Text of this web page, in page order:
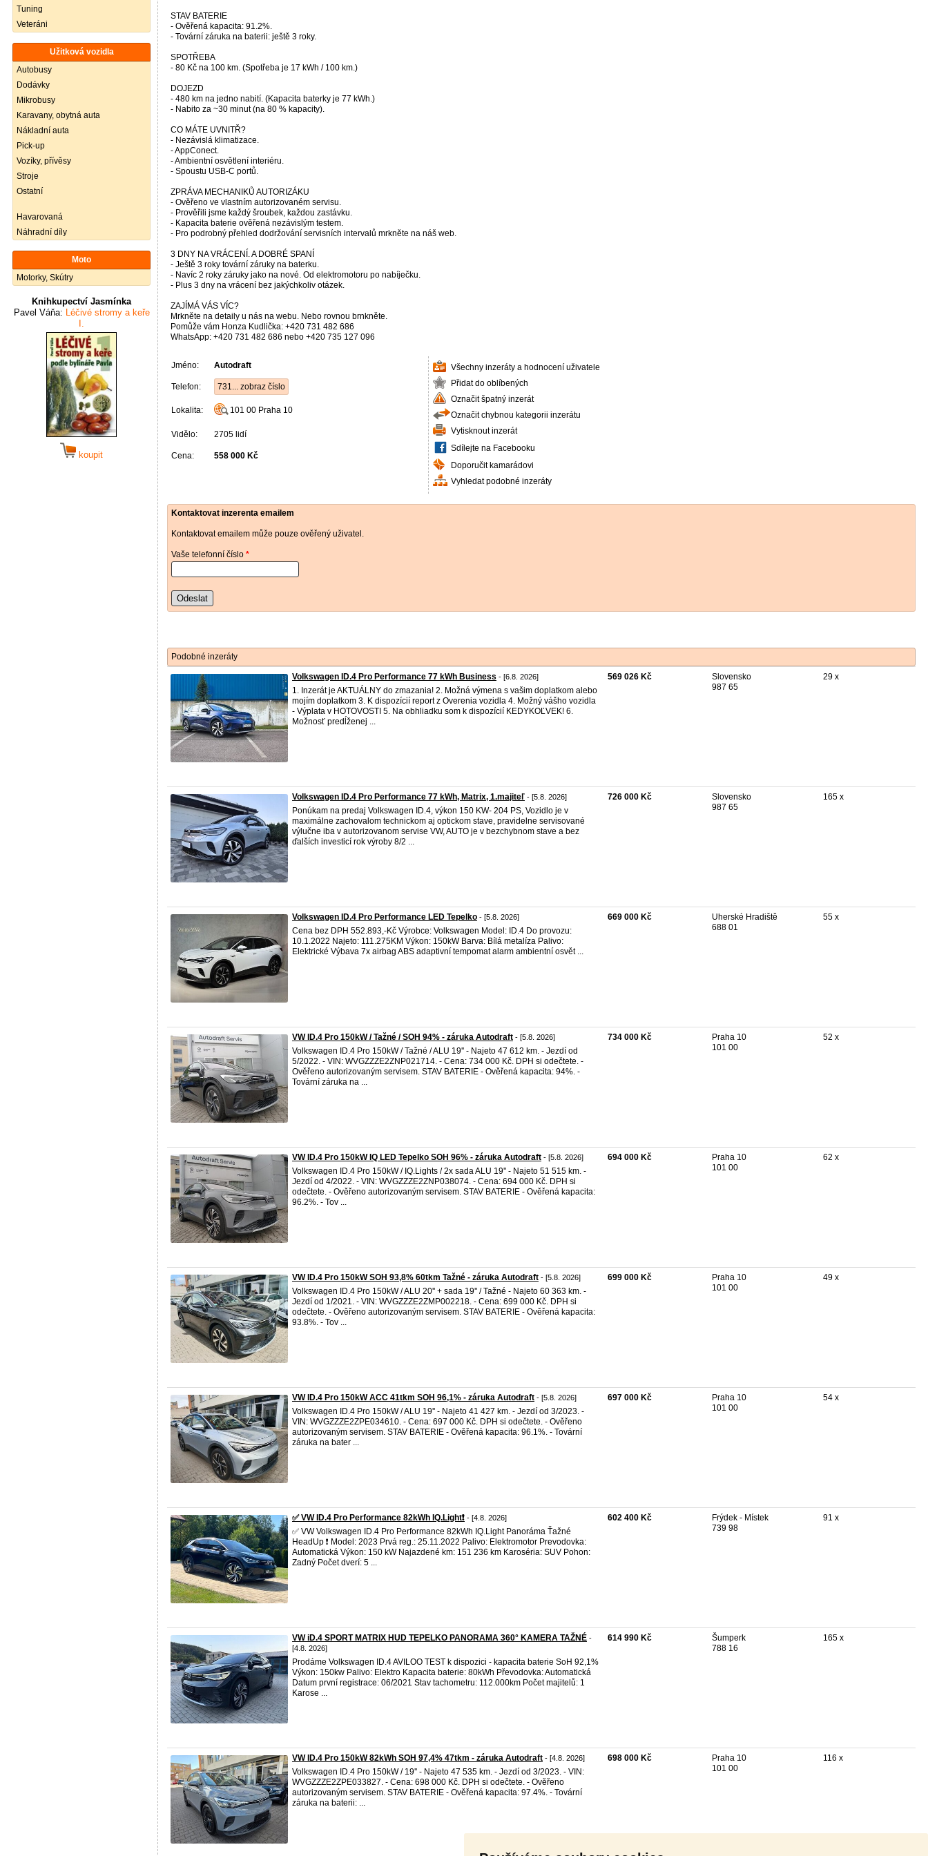
Tuning
Veteráni
Užitková vozidla
Autobusy
Dodávky
Mikrobusy
Karavany, obytná auta
Nákladní auta
Pick-up
Vozíky, přívěsy
Stroje
Ostatní
Havarovaná
Náhradní díly
Moto
Motorky, Skútry
Knihkupectví Jasmínka
Pavel Váňa: Léčivé stromy a keře
I.
koupit
STAV BATERIE
- Ověřená kapacita: 91.2%.
- Tovární záruka na baterii: ještě 3 roky.
SPOTŘEBA
- 80 Kč na 100 km. (Spotřeba je 17 kWh / 100 km.)
DOJEZD
- 480 km na jedno nabití. (Kapacita baterky je 77 kWh.)
- Nabito za ~30 minut (na 80 % kapacity).
CO MÁTE UVNITŘ?
- Nezávislá klimatizace.
- AppConect.
- Ambientní osvětlení interiéru.
- Spoustu USB-C portů.
ZPRÁVA MECHANIKŮ AUTORIZÁKU
- Ověřeno ve vlastním autorizovaném servisu.
- Prověřili jsme každý šroubek, každou zastávku.
- Kapacita baterie ověřená nezávislým testem.
- Pro podrobný přehled dodržování servisních intervalů mrkněte na náš web.
3 DNY NA VRÁCENÍ. A DOBRÉ SPANÍ
- Ještě 3 roky tovární záruky na baterku.
- Navíc 2 roky záruky jako na nové. Od elektromotoru po nabíječku.
- Plus 3 dny na vrácení bez jakýchkoliv otázek.
ZAJÍMÁ VÁS VÍC?
Mrkněte na detaily u nás na webu. Nebo rovnou brnkněte.
Pomůže vám Honza Kudlička: +420 731 482 686
WhatsApp: +420 731 482 686 nebo +420 735 127 096
Jméno: Autodraft
Telefon: 731... zobraz číslo
Lokalita: 101 00 Praha 10
Vidělo: 2705 lidí
Cena: 558 000 Kč
Všechny inzeráty a hodnocení uživatele
Přidat do oblíbených
Označit špatný inzerát
Označit chybnou kategorii inzerátu
Vytisknout inzerát
Sdílejte na Facebooku
Doporučit kamarádovi
Vyhledat podobné inzeráty
Kontaktovat inzerenta emailem
Kontaktovat emailem může pouze ověřený uživatel.
Vaše telefonní číslo *
Odeslat
Podobné inzeráty
Volkswagen ID.4 Pro Performance 77 kWh Business - [6.8. 2026]
1. Inzerát je AKTUÁLNY do zmazania! 2. Možná výmena s vašim doplatkom alebo
mojím doplatkom 3. K dispozícií report z Overenia vozidla 4. Možný vášho vozidla
- Výplata v HOTOVOSTI 5. Na obhliadku som k dispozícií KEDYKOĽVEK! 6.
Možnosť predĺženej ...
569 026 Kč
Slovensko
987 65
29 x
Volkswagen ID.4 Pro Performance 77 kWh, Matrix, 1.majiteľ - [5.8. 2026]
Ponúkam na predaj Volkswagen ID.4, výkon 150 KW- 204 PS, Vozidlo je v
maximálne zachovalom technickom aj optickom stave, pravidelne servisované
výlučne iba v autorizovanom servise VW, AUTO je v bezchybnom stave a bez
ďalších investicí rok výroby 8/2 ...
726 000 Kč
Slovensko
987 65
165 x
Volkswagen ID.4 Pro Performance LED Tepelko - [5.8. 2026]
Cena bez DPH 552.893,-Kč Výrobce: Volkswagen Model: ID.4 Do provozu:
10.1.2022 Najeto: 111.275KM Výkon: 150kW Barva: Bílá metalíza Palivo:
Elektrické Výbava 7x airbag ABS adaptivní tempomat alarm ambientní osvět ...
669 000 Kč
Uherské Hradiště
688 01
55 x
VW ID.4 Pro 150kW / Tažné / SOH 94% - záruka Autodraft - [5.8. 2026]
Volkswagen ID.4 Pro 150kW / Tažné / ALU 19'' - Najeto 47 612 km. - Jezdí od
5/2022. - VIN: WVGZZZE2ZNP021714. - Cena: 734 000 Kč. DPH si odečtete. -
Ověřeno autorizovaným servisem. STAV BATERIE - Ověřená kapacita: 94%. -
Tovární záruka na ...
734 000 Kč
Praha 10
101 00
52 x
VW ID.4 Pro 150kW IQ LED Tepelko SOH 96% - záruka Autodraft - [5.8. 2026]
Volkswagen ID.4 Pro 150kW / IQ.Lights / 2x sada ALU 19'' - Najeto 51 515 km. -
Jezdí od 4/2022. - VIN: WVGZZZE2ZNP038074. - Cena: 694 000 Kč. DPH si
odečtete. - Ověřeno autorizovaným servisem. STAV BATERIE - Ověřená kapacita:
96.2%. - Tov ...
694 000 Kč
Praha 10
101 00
62 x
VW ID.4 Pro 150kW SOH 93,8% 60tkm Tažné - záruka Autodraft - [5.8. 2026]
Volkswagen ID.4 Pro 150kW / ALU 20'' + sada 19'' / Tažné - Najeto 60 363 km. -
Jezdí od 1/2021. - VIN: WVGZZZE2ZMP002218. - Cena: 699 000 Kč. DPH si
odečtete. - Ověřeno autorizovaným servisem. STAV BATERIE - Ověřená kapacita:
93.8%. - Tov ...
699 000 Kč
Praha 10
101 00
49 x
VW ID.4 Pro 150kW ACC 41tkm SOH 96,1% - záruka Autodraft - [5.8. 2026]
Volkswagen ID.4 Pro 150kW / ALU 19'' - Najeto 41 427 km. - Jezdí od 3/2023. -
VIN: WVGZZZE2ZPE034610. - Cena: 697 000 Kč. DPH si odečtete. - Ověřeno
autorizovaným servisem. STAV BATERIE - Ověřená kapacita: 96.1%. - Tovární
záruka na bater ...
697 000 Kč
Praha 10
101 00
54 x
✅ VW ID.4 Pro Performance 82kWh IQ.Light❗️ - [4.8. 2026]
✅ VW Volkswagen ID.4 Pro Performance 82kWh IQ.Light Panoráma Ťažné
HeadUp ❗️ Model: 2023 Prvá reg.: 25.11.2022 Palivo: Elektromotor Prevodovka:
Automatická Výkon: 150 kW Najazdené km: 151 236 km Karoséria: SUV Pohon:
Zadný Počet dverí: 5 ...
602 400 Kč
Frýdek - Místek
739 98
91 x
VW iD.4 SPORT MATRIX HUD TEPELKO PANORAMA 360° KAMERA TAŽNÉ -
[4.8. 2026]
Prodáme Volkswagen ID.4 AVILOO TEST k dispozici - kapacita baterie SoH 92,1%
Výkon: 150kw Palivo: Elektro Kapacita baterie: 80kWh Převodovka: Automatická
Datum první registrace: 06/2021 Stav tachometru: 112.000km Počet majitelů: 1
Karose ...
614 990 Kč
Šumperk
788 16
165 x
VW ID.4 Pro 150kW 82kWh SOH 97,4% 47tkm - záruka Autodraft - [4.8. 2026]
Volkswagen ID.4 Pro 150kW / 19'' - Najeto 47 535 km. - Jezdí od 3/2023. - VIN:
WVGZZZE2ZPE033827. - Cena: 698 000 Kč. DPH si odečtete. - Ověřeno
autorizovaným servisem. STAV BATERIE - Ověřená kapacita: 97.4%. - Tovární
záruka na baterii: ...
698 000 Kč
Praha 10
101 00
116 x